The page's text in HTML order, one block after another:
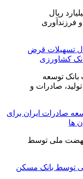
ریال تسهیلات قرض
کشاورزی
توسعه صادرات ایران برای
ها